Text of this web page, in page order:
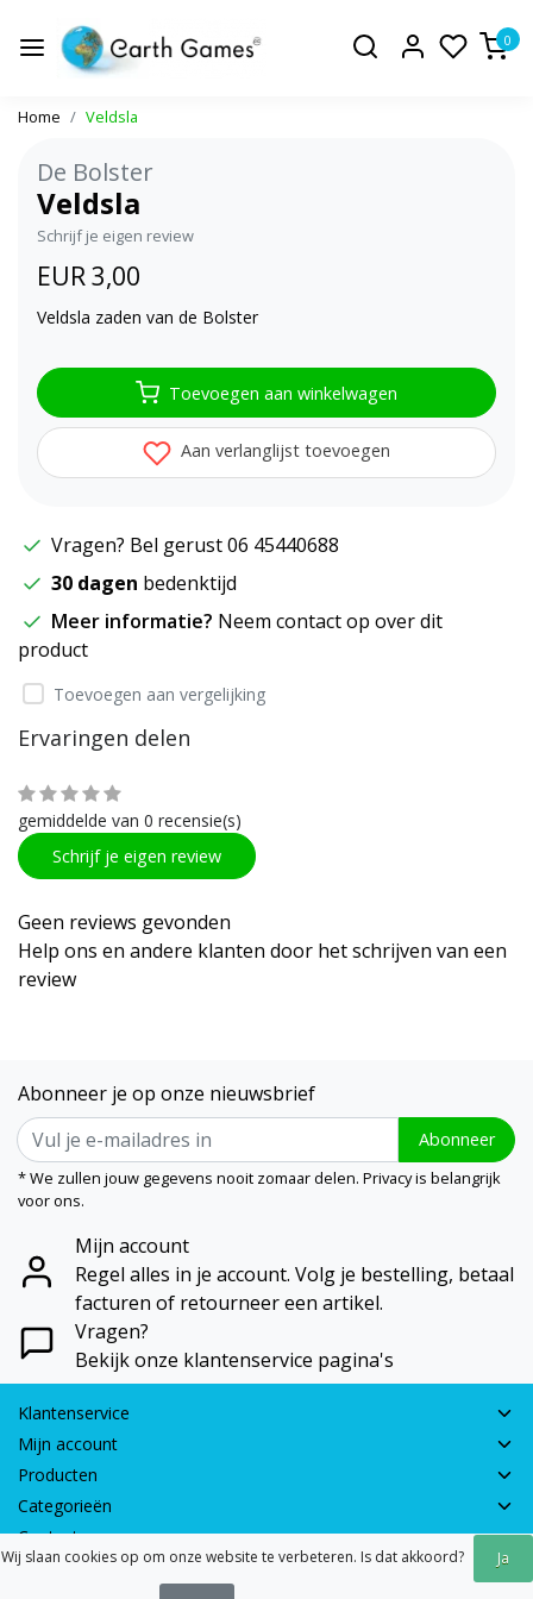
0
Home Veldsla
De Bolster
Veldsla
Schrijf je eigen review
EUR 3,00
Veldsla zaden van de Bolster
Toevoegen aan winkelwagen
Aan verlanglijst toevoegen
Vragen? Bel gerust 06 45440688
30 dagen bedenktijd
Meer informatie? Neem contact op over dit
product
Toevoegen aan vergelijking
Ervaringen delen
gemiddelde van 0 recensie(s)
Schrijf je eigen review
Geen reviews gevonden
Help ons en andere klanten door het schrijven van een
review
Abonneer je op onze nieuwsbrief
Abonneer
* We zullen jouw gegevens nooit zomaar delen. Privacy is belangrijk
voor ons.
Mijn account
Regel alles in je account. Volg je bestelling, betaal
facturen of retourneer een artikel.
Vragen?
Bekijk onze klantenservice pagina's
Klantenservice
Mijn account
Producten
Categorieën
Contactgegevens
Wij slaan cookies op om onze website te verbeteren. Is dat akkoord? Ja